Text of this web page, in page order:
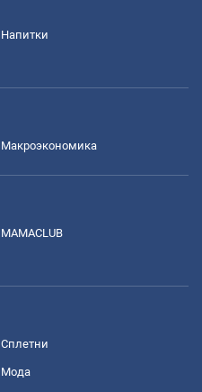
Напитки
Mакроэкономика
MAMACLUB
Сплетни
Мода